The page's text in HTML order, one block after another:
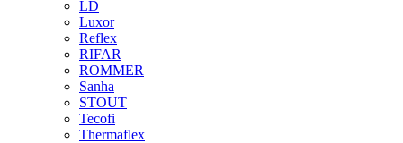
LD
Luxor
Reflex
RIFAR
ROMMER
Sanha
STOUT
Tecofi
Thermaflex